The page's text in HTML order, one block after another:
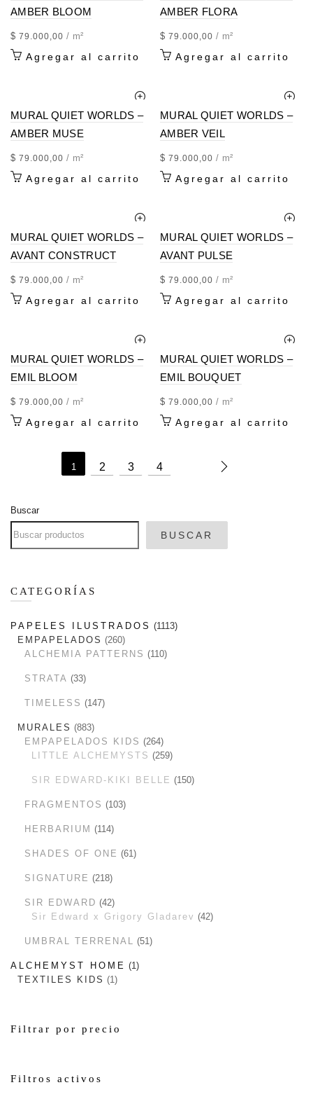
AMBER BLOOM
$ 79.000,00 / m²
Agregar al carrito
AMBER FLORA
$ 79.000,00 / m²
Agregar al carrito
MURAL QUIET WORLDS –
AMBER MUSE
$ 79.000,00 / m²
Agregar al carrito
MURAL QUIET WORLDS –
AMBER VEIL
$ 79.000,00 / m²
Agregar al carrito
MURAL QUIET WORLDS –
AVANT CONSTRUCT
$ 79.000,00 / m²
Agregar al carrito
MURAL QUIET WORLDS –
AVANT PULSE
$ 79.000,00 / m²
Agregar al carrito
MURAL QUIET WORLDS –
EMIL BLOOM
$ 79.000,00 / m²
Agregar al carrito
MURAL QUIET WORLDS –
EMIL BOUQUET
$ 79.000,00 / m²
Agregar al carrito
1 2 3 4
Buscar
BUSCAR
CATEGORÍAS
PAPELES ILUSTRADOS
1113
EMPAPELADOS
260
ALCHEMIA PATTERNS
110
STRATA 33
TIMELESS 147
MURALES
883
EMPAPELADOS KIDS
264
LITTLE ALCHEMYSTS
259
SIR EDWARD-KIKI BELLE 150
FRAGMENTOS 103
HERBARIUM 114
SHADES OF ONE 61
SIGNATURE 218
SIR EDWARD
42
Sir Edward x Grigory Gladarev
42
UMBRAL TERRENAL 51
ALCHEMYST HOME
1
TEXTILES KIDS
1
Filtrar por precio
Filtros activos